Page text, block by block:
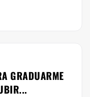
GRADUARME